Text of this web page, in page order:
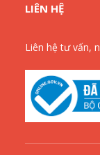
LIÊN HỆ
Liên hệ tư vấn,